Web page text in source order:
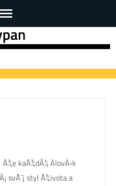
Å¾e kaÅ¾dÃ½ ÄlovÄ›k
svÅ¯j styl Å¾ivota a